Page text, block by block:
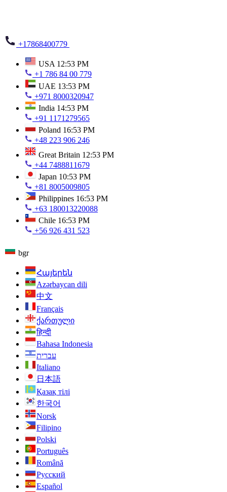
+17868400779
USA 12:53 PM
+1 786 84 00 779
UAE 13:53 PM
+971 8000320947
India 14:53 PM
+91 1171279565
Poland 16:53 PM
+48 223 906 246
Great Britain 12:53 PM
+44 7488811679
Japan 10:53 PM
+81 8005009805
Philippines 16:53 PM
+63 180013220088
Chile 16:53 PM
+56 926 431 523
bgr
Հայերեն
Azərbaycan dili
中文
Français
ქართული
हिन्दी
Bahasa Indonesia
עברית
Italiano
日本語
Қазақ тілі
한국어
Norsk
Filipino
Polski
Português
Română
Русский
Español